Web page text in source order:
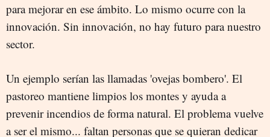
para mejorar en ese ámbito. Lo mismo ocurre con la
innovación. Sin innovación, no hay futuro para nuestro
sector.
Un ejemplo serían las llamadas 'ovejas bombero'. El
pastoreo mantiene limpios los montes y ayuda a
prevenir incendios de forma natural. El problema vuelve
a ser el mismo... faltan personas que se quieran dedicar